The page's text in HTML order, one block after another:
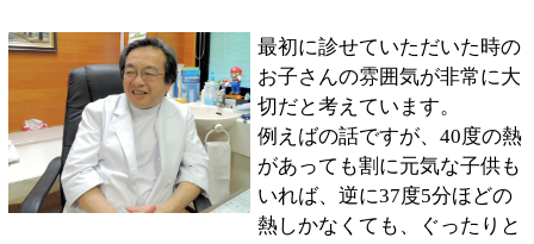
■最後に地域の皆様にメッセージをお願いしま
す。
『菊島小児科医院』では、正しい診断の元に適正な医療
を是としています。子供自身の病気を治す力を最大限に
引き出すことを念頭に、余分なお薬や過度の検査等を避
け、子供と真摯に向き合っていく治療をおこなっていき